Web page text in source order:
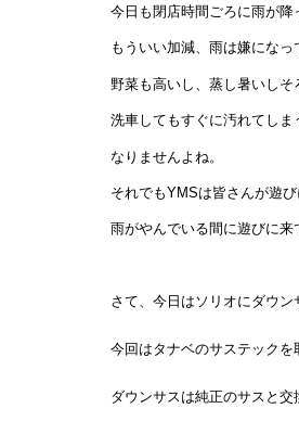
今日も閉店時間ごろに雨が降
もういい加減、雨は嫌になっ
野菜も高いし、蒸し暑いしそ
洗車してもすぐに汚れてし
なりませんよね。
それでもYMSは皆さんが遊
雨がやんでいる間に遊びに来
さて、今日はソリオにダウン
今回はタナベのサステックを
ダウンサスは純正のサスと交